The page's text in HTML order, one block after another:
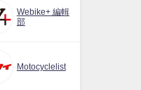
Webike+ 編輯
部
Motocyclelist